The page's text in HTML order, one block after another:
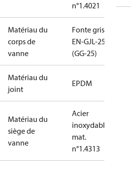
n°1.4021
Matériau du
corps de
vanne
Fonte grise
EN-GJL-250
(GG-25)
Matériau du
joint
EPDM
Matériau du
siège de
vanne
Acier
inoxydable,
mat.
n°1.4313